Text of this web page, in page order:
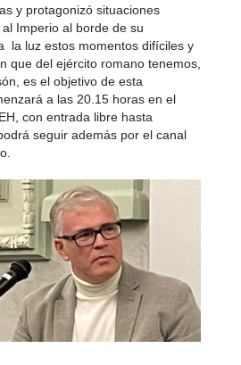
y protagonizó situaciones
Imperio al borde de su
la luz estos momentos difíciles y
que del ejército romano tenemos,
es el objetivo de esta
a las 20.15 horas en el
con entrada libre hasta
seguir además por el canal